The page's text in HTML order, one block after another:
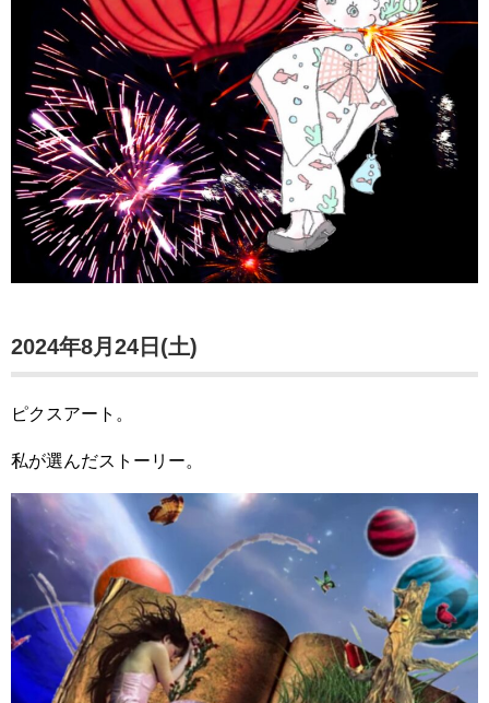
2024年8月24日(土)
ピクスアート。
私が選んだストーリー。